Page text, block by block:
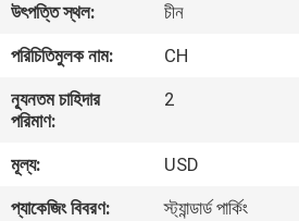
আমাদের
সম্বন্ধে
কারখানা
পরিদর্শন
উৎপত্তি স্থল:
চীন
পরিচিতিমুলক নাম:
CH
ন্যূনতম চাহিদার
পরিমাণ:
2
মূল্য:
USD
প্যাকেজিং বিবরণ:
স্ট্যান্ডার্ড পার্কিং